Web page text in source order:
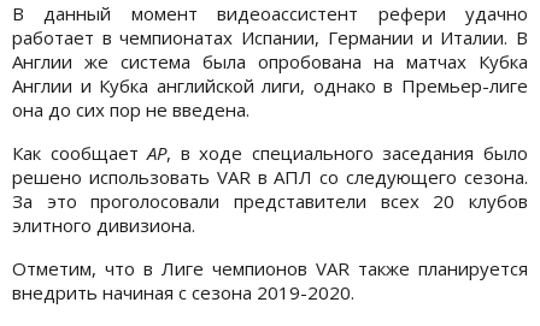
В данный момент видеоассистент рефери удачно
работает в чемпионатах Испании, Германии и Италии. В
Англии же система была опробована на матчах Кубка
Англии и Кубка английской лиги, однако в Премьер-лиге
она до сих пор не введена.
Как сообщаетAP, в ходе специального заседания было
решено использовать VAR в АПЛ со следующего сезона.
За это проголосовали представители всех 20 клубов
элитного дивизиона.
Отметим, что в Лиге чемпионов VAR также планируется
внедрить начиная с сезона 2019-2020.